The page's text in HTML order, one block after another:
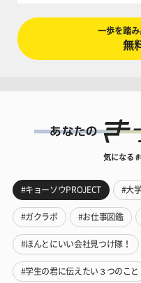
一歩を踏
無
気になる
#キョーソウPROJECT #大
#ガクラボ #お仕事図鑑
#ほんとにいい会社見つけ隊！
#学生の君に伝えたい３つのこと